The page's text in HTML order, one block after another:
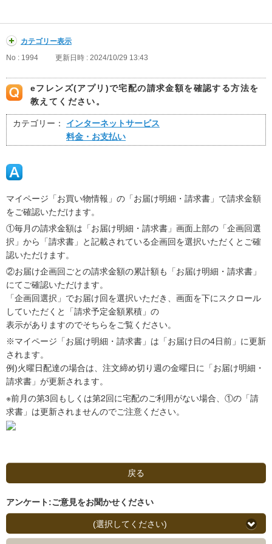
カテゴリー表示
No : 1994
更新日時 : 2024/10/29 13:43
eフレンズ(アプリ)で宅配の請求金額を確認する方法を
教えてください。
カテゴリー：
インターネットサービス
料金・お支払い
マイページ「お買い物情報」の「お届け明細・請求書」で請求金額
をご確認いただけます。
①毎月の請求金額は「お届け明細・請求書」画面上部の「企画回選
択」から「請求書」と記載されている企画回を選択いただくとご確
認いただけます。
②お届け企画回ごとの請求金額の累計額も「お届け明細・請求書」
にてご確認いただけます。
「企画回選択」でお届け回を選択いただき、画面を下にスクロール
していただくと「請求予定金額累積」の
表示がありますのでそちらをご覧ください。
※マイページ「お届け明細・請求書」は「お届け日の4日前」に更新
されます。
例)火曜日配達の場合は、注文締め切り週の金曜日に「お届け明細・
請求書」が更新されます。
※前月の第3回もしくは第2回に宅配のご利用がない場合、①の「請
求書」は更新されませんのでご注意ください。
戻る
アンケート:ご意見をお聞かせください
(選択してください)